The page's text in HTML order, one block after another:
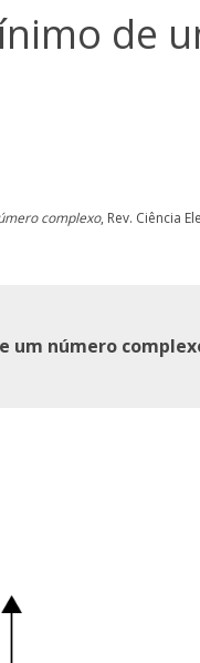
de
complexo, Rev. Ciência
um número